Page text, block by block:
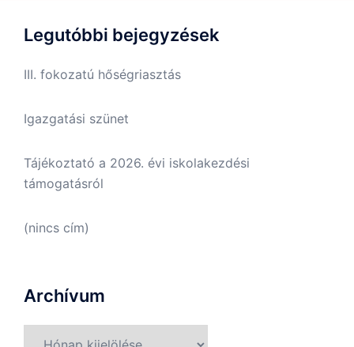
Legutóbbi bejegyzések
III. fokozatú hőségriasztás
Igazgatási szünet
Tájékoztató a 2026. évi iskolakezdési
támogatásról
(nincs cím)
Archívum